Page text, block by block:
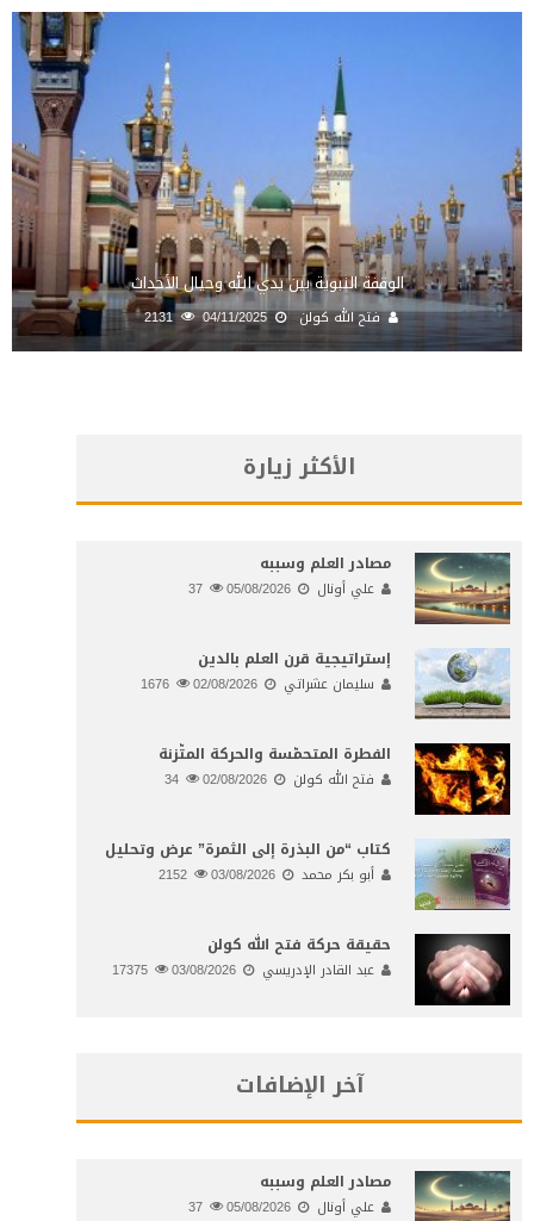
الوقفة النبوية بين يدي الله وحيال الأحداث
فتح الله كولن 04/11/2025
2131
الأكثر زيارة
مصادر العلم وسببه
علي أونال 05/08/2026
إستراتيجية قرن العلم بالدين
سليمان عشراتي 02/08/2026
الفطرة المتحمّسة والحركة المتّزنة
فتح الله كولن 02/08/2026
كتاب “من البذرة إلى الثمرة” عرض وتحليل
أبو بكر محمد 03/08/2026
حقيقة حركة فتح الله كولن
عبد القادر الإدريسي 03/08/2026
آخر الإضافات
مصادر العلم وسببه
علي أونال 05/08/2026